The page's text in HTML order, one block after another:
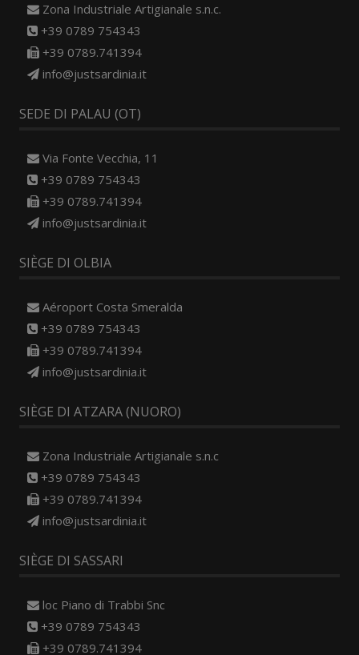
Zona Industriale Artigianale s.n.c.
+39 0789 754343
+39 0789.741394
info@justsardinia.it
SEDE DI PALAU (OT)
Via Fonte Vecchia, 11
+39 0789 754343
+39 0789.741394
info@justsardinia.it
SIÈGE DI OLBIA
Aéroport Costa Smeralda
+39 0789 754343
+39 0789.741394
info@justsardinia.it
SIÈGE DI ATZARA (NUORO)
Zona Industriale Artigianale s.n.c
+39 0789 754343
+39 0789.741394
info@justsardinia.it
SIÈGE DI SASSARI
loc Piano di Trabbi Snc
+39 0789 754343
+39 0789.741394